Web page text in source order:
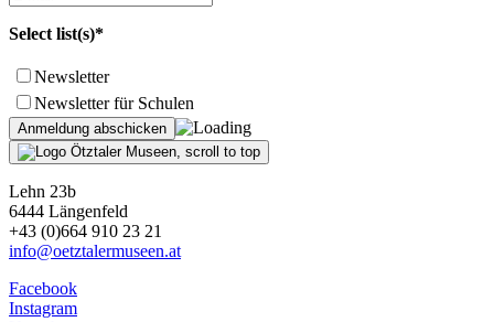
Select list(s)*
Newsletter
Newsletter für Schulen
Lehn 23b
6444 Längenfeld
+43 (0)664 910 23 21
info@oetztalermuseen.at
Facebook
Instagram